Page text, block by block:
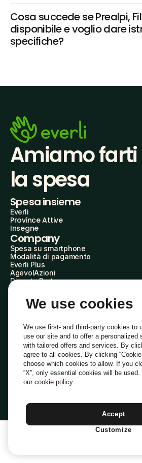
Cosa succede se Prealpi,
disponibile e voglio dare
specifiche?
Amiamo farti
la spesa
Spesa insieme
Everli
Province Attive
Insegne
Company
Spesa su smartphone
Modalità di pagamento
Everli Plus
AgevolAzioni
Diventa Partner
Everli Shoppers
About Us
Everli News
Domande frequenti
Lavora con noi
Diventa Shopper
Investitori
PrivacyCookiePreferenze
Termini e Condizioni
Indirizzo PEC: everli@pec.it - indirizzo
Italiano
We use cookies
We use first- and third-party cookies to
use our site and to offer a personalized
with tailored offers and services. By
agree to all cookies. By clicking
choose which cookies to allow. If you
“X”, only essential cookies will be
our cookie policy
Accept
Customize